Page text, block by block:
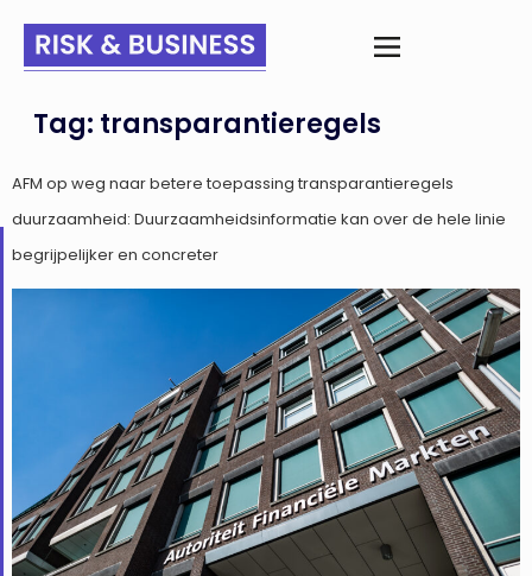
Tag: transparantieregels
AFM op weg naar betere toepassing transparantieregels
duurzaamheid: Duurzaamheidsinformatie kan over de hele linie
begrijpelijker en concreter